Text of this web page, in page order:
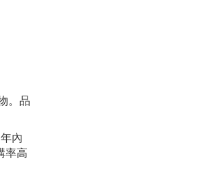
。品
內
率高